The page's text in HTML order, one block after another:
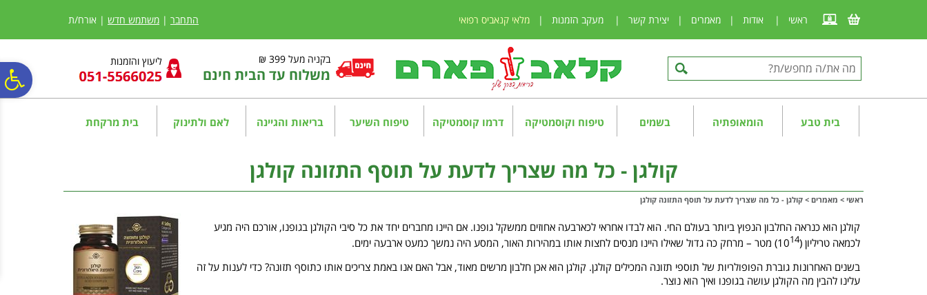
נגישות
אתר
המרכזי
ראשי | אודות | מאמרים | יצירת קשר | מעקב הזמנות | מלאי קנאביס רפואי התחבר | משתמש חדש | אורח/ת
בקניה מעל 399 ₪
משלוח עד הבית חינם
ליעוץ והזמנות
בית טבע הומאופתיה בשמים טיפוח וקוסמטיקה דרמו קוסמטיקה טיפוח השיער בריאות והגיינה לאם ולתינוק בית מרקחת
קולגן - כל מה שצריך לדעת על תוסף התזונה קולגן
ראשי > מאמרים > קולגן - כל מה שצריך לדעת על תוסף התזונה קולגן
קולגן הוא כנראה החלבון הנפוץ ביותר בעולם החי. הוא לבדו אחראי לכארבעה אחוזים ממשקל גופנו. אם היינו מחברים יחד את כל סיבי הקולגן בגופנו, אורכם היה מגיע
לכמאה טריליון (1014
) מטר – מרחק כה גדול שאילו היינו מנסים לחצות אותו במהירות האור, המסע היה נמשך כמעט ארבעה ימים.
בשנים האחרונות גוברת הפופולריות של תוספי תזונה המכילים קולגן. קולגן הוא אכן חלבון מרשים מאוד, אבל האם אנו באמת צריכים אותו כתוסף תזונה? כדי לענות על זה
עלינו להבין מה הקולגן עושה בגופנו ואיך הוא נוצר.